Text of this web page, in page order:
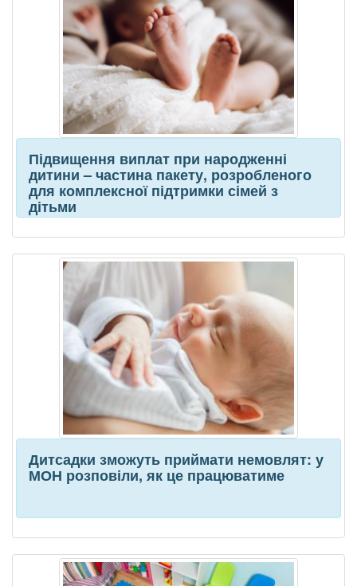
Підвищення виплат при народженні
дитини – частина пакету, розробленого
для комплексної підтримки сімей з
дітьми
Дитсадки зможуть приймати немовлят: у
МОН розповіли, як це працюватиме